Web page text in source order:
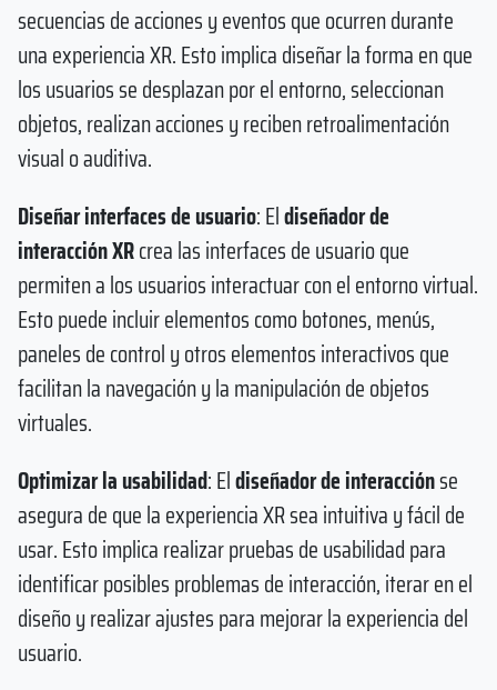
secuencias de acciones y eventos que ocurren durante
una experiencia XR. Esto implica diseñar la forma en que
los usuarios se desplazan por el entorno, seleccionan
objetos, realizan acciones y reciben retroalimentación
visual o auditiva.
Diseñar interfaces de usuario: Eldiseñador de
interacción XRcrea las interfaces de usuario que
permiten a los usuarios interactuar con el entorno virtual.
Esto puede incluir elementos como botones, menús,
paneles de control y otros elementos interactivos que
facilitan la navegación y la manipulación de objetos
virtuales.
Optimizar la usabilidad: Eldiseñador de interacciónse
asegura de que la experiencia XR sea intuitiva y fácil de
usar. Esto implica realizar pruebas de usabilidad para
identificar posibles problemas de interacción, iterar en el
diseño y realizar ajustes para mejorar la experiencia del
usuario.